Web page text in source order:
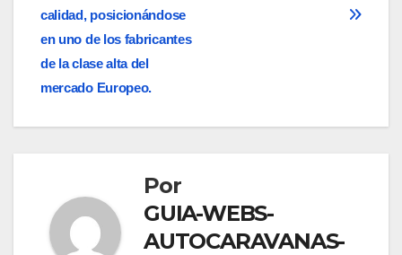
calidad, posicionándose
en uno de los fabricantes
de la clase alta del
mercado Europeo.
Por
GUIA-WEBS-
AUTOCARAVANAS-